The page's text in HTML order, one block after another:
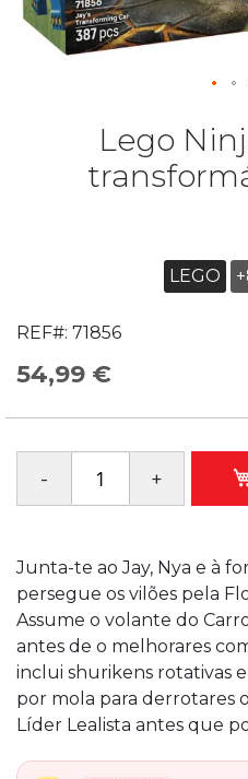
Lego
LEGO
REF#: 71856
54,99 €
Junta-te ao Jay, Nya e à
persegue os vilões pela
Assume o volante do
antes de o melhorares
inclui shurikens rotativas
por mola para derrotares
Líder Lealista antes que